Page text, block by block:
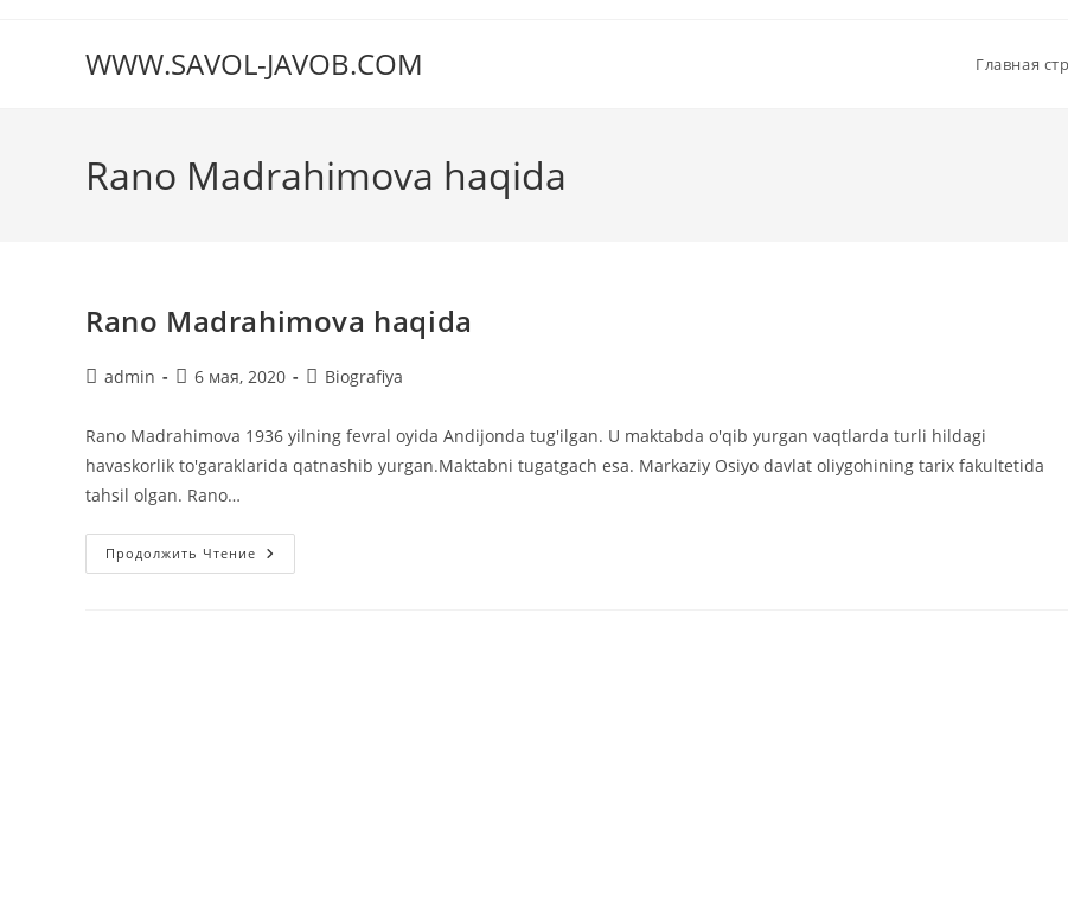
содержимомуWWW.SAVOL-JAVOB.COM Главная
Rano Madrahimova haqida
Rano Madrahimova haqida
Автор
admin
Запись
6 мая, 2020
Рубрика
Biografiya
Rano Madrahimova 1936 yilning fevral oyida Andijonda tug'ilgan. U maktabda o'qib yurgan vaqtlarda turli hildagi
havaskorlik to'garaklarida qatnashib yurgan.Maktabni tugatgach esa. Markaziy Osiyo davlat oliygohining tarix fakultetida
tahsil olgan. Rano…
Продолжить Чтение Rano
Madrahimova